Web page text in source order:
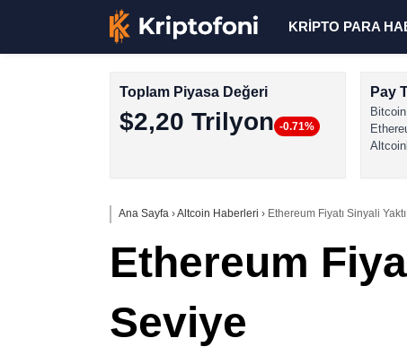
KRİPTO PARA
Toplam Piyasa Değeri
$2,20 Trilyon -0.71%
Pay
Bitcoin
Ana Sayfa ›Altcoin Haberleri › Ethereum Fiyatı Sinyali
Ethereum
Seviye